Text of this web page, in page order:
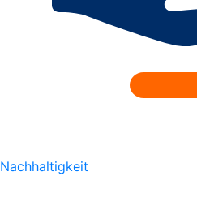
Nachhaltigkeit